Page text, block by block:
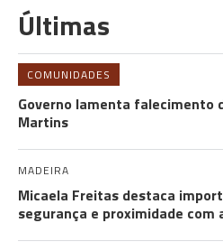
Últimas
COMUNIDADES
Governo lamenta falecimento
Martins
MADEIRA
Micaela Freitas destaca
segurança e proximidade com